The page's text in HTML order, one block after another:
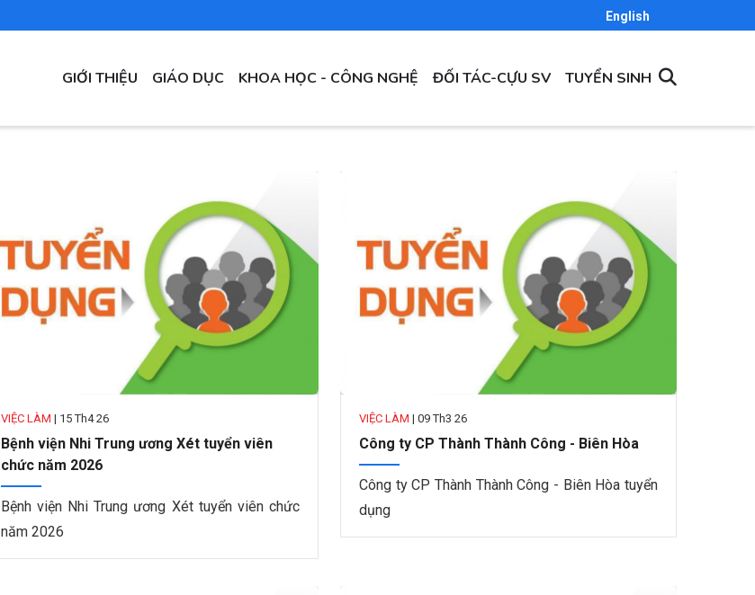
English
MAIN
NAVIGATION
GIỚI THIỆU GIÁO DỤC KHOA HỌC - CÔNG NGHỆ ĐỐI TÁC-CỰU SV TUYỂN SINH
VIỆC LÀM | 15 Th4 26
Bệnh viện Nhi Trung ương Xét tuyển viên
chức năm 2026
Bệnh viện Nhi Trung ương Xét tuyển viên chức
năm 2026
VIỆC LÀM | 09 Th3 26
Công ty CP Thành Thành Công - Biên Hòa
Công ty CP Thành Thành Công - Biên Hòa tuyển
dụng